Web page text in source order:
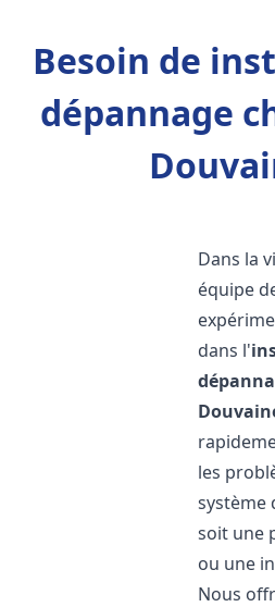
Besoin de
dépannage
Dans la
équipe
dans l'
les
système
soit une
ou une
Nous